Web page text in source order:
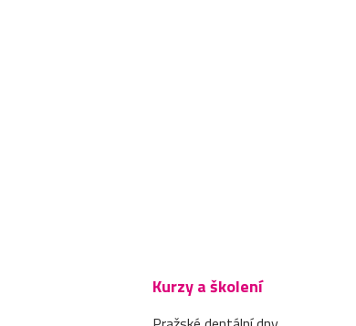
Kurzy a školení